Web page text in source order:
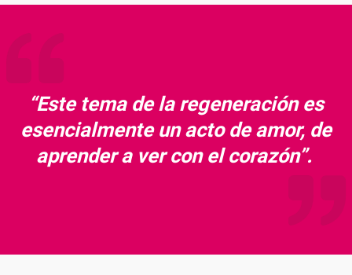
“Este tema de la regeneración es
esencialmente un acto de amor, de
aprender a ver con el corazón”.